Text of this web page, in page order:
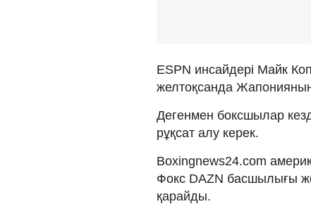
ESPN инсайдері Майк
желтоқсанда
Дегенмен боксшылар
рұқсат алу керек.
Boxingnews24.com
Фокс DAZN басшылығы
қарайды.